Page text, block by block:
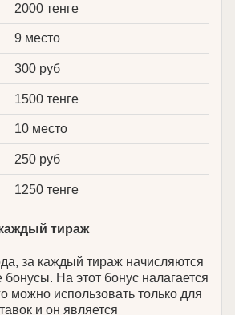
2000 тенге
9 место
300 руб
1500 тенге
10 место
250 руб
1250 тенге
тираж
за каждый тираж начисляются
На этот бонус налагается
можно использовать только для
и он является